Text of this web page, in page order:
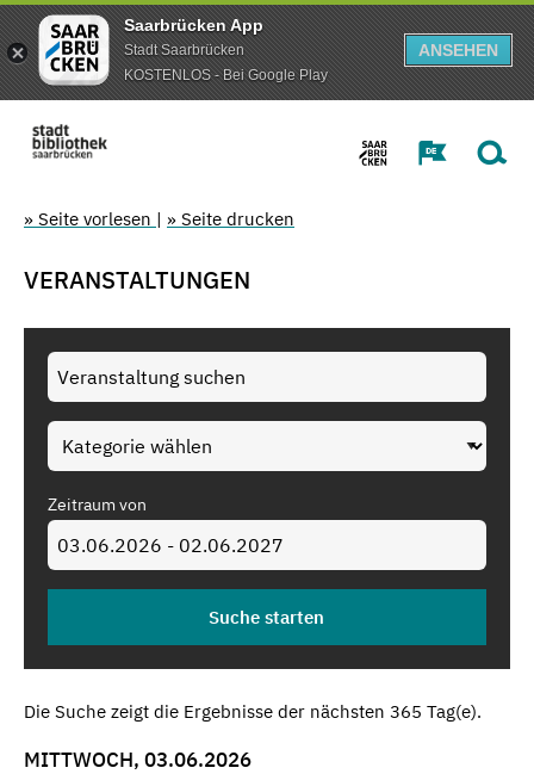
Saarbrücken App
Stadt Saarbrücken
KOSTENLOS - Bei Google Play
ANSEHEN
» Seite vorlesen | » Seite drucken
VERANSTALTUNGEN
Zeitraum von
Die Suche zeigt die Ergebnisse der nächsten 365 Tag(e).
MITTWOCH, 03.06.2026